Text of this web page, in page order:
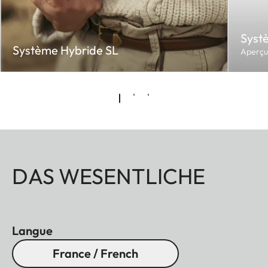
Système Hybride SL
DAS WESENTLICHE
Langue
France / French